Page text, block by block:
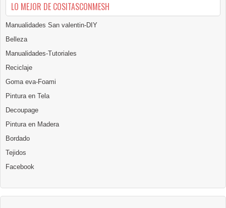
LO MEJOR DE COSITASCONMESH
Manualidades San valentin-DIY
Belleza
Manualidades-Tutoriales
Reciclaje
Goma eva-Foami
Pintura en Tela
Decoupage
Pintura en Madera
Bordado
Tejidos
Facebook